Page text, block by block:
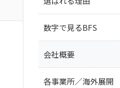
数字で見るBFS
会社概要
各事業所／海外展開